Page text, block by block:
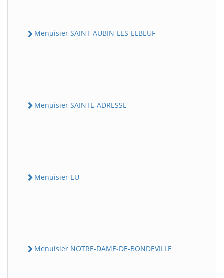
Menuisier SAINT-AUBIN-LES-ELBEUF
Menuisier SAINTE-ADRESSE
Menuisier EU
Menuisier NOTRE-DAME-DE-BONDEVILLE